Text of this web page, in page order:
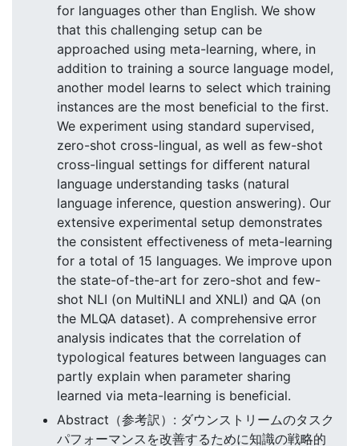
for languages other than English. We show
that this challenging setup can be
approached using meta-learning, where, in
addition to training a source language model,
another model learns to select which training
instances are the most beneficial to the first.
We experiment using standard supervised,
zero-shot cross-lingual, as well as few-shot
cross-lingual settings for different natural
language understanding tasks (natural
language inference, question answering). Our
extensive experimental setup demonstrates
the consistent effectiveness of meta-learning
for a total of 15 languages. We improve upon
the state-of-the-art for zero-shot and few-
shot NLI (on MultiNLI and XNLI) and QA (on
the MLQA dataset). A comprehensive error
analysis indicates that the correlation of
typological features between languages can
partly explain when parameter sharing
learned via meta-learning is beneficial.
Abstract（参考訳）: ダウンストリームのタスク
パフォーマンスを改善するために知識の戦略的